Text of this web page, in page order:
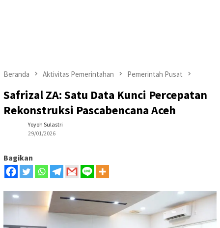
Beranda Aktivitas Pemerintahan Pemerintah Pusat
Safrizal ZA: Satu Data Kunci Percepatan
Rekonstruksi Pascabencana Aceh
Yoyoh Sulastri
29/01/2026
Bagikan